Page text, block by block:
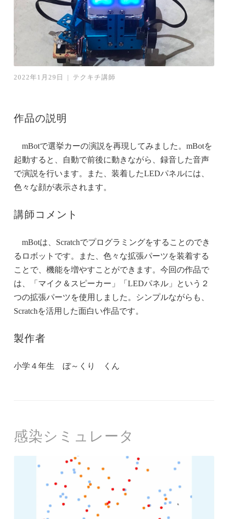
2022年1月29日 | テクキチ講師
作品の説明
mBotで選挙カーの演説を再現してみました。mBotを
起動すると、自動で前後に動きながら、録音した音声
で演説を行います。また、装着したLEDパネルには、
色々な顔が表示されます。
講師コメント
mBotは、Scratchでプログラミングをすることのでき
るロボットです。また、色々な拡張パーツを装着する
ことで、機能を増やすことができます。今回の作品で
は、「マイク＆スピーカー」「LEDパネル」という２
つの拡張パーツを使用しました。シンプルながらも、
Scratchを活用した面白い作品です。
製作者
小学４年生 ぼ～くり くん
感染シミュレータ